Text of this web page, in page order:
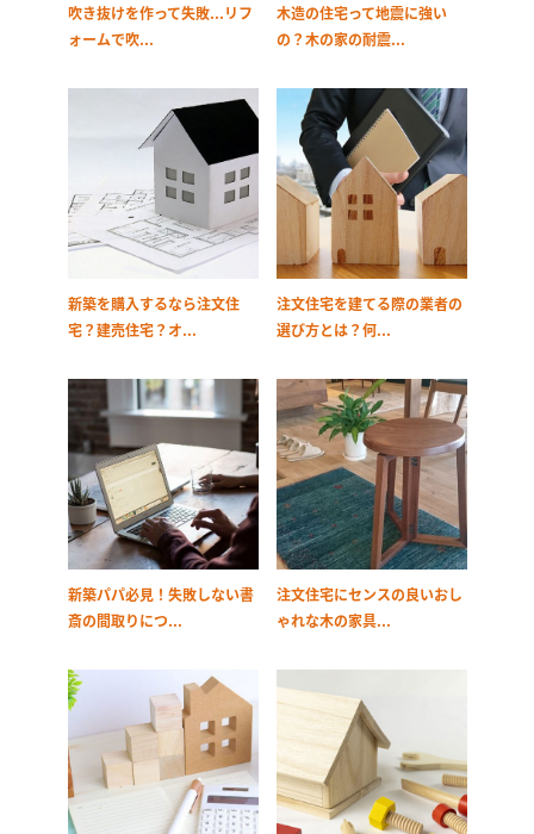
吹き抜けを作って失敗...リフ
ォームで吹...
木造の住宅って地震に強い
の？木の家の耐震...
新築を購入するなら注文住
宅？建売住宅？オ...
注文住宅を建てる際の業者の
選び方とは？何...
新築パパ必見！失敗しない書
斎の間取りにつ...
注文住宅にセンスの良いおし
ゃれな木の家具...